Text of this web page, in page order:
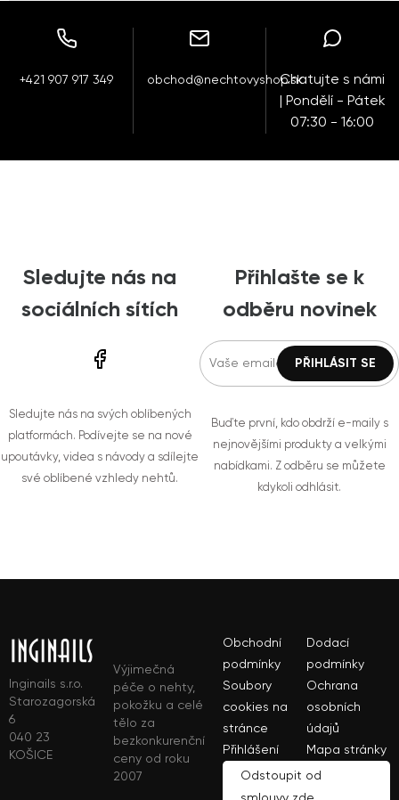
+421 907 917 349 obchod@nechtovyshop.skChatujte s námi
| Pondělí - Pátek
07:30 - 16:00
Sledujte nás na
sociálních sítích
Sledujte nás na svých oblíbených
platformách. Podívejte se na nové
upoutávky, videa s návody a sdílejte
své oblíbené vzhledy nehtů.
Přihlašte se k
odběru novinek
Buďte první, kdo obdrží e-maily s
nejnovějšími produkty a velkými
nabídkami. Z odběru se můžete
kdykoli odhlásit.
Inginails s.r.o.
Starozagorská
6
040 23
KOŠICE
Výjimečná
péče o nehty,
pokožku a celé
tělo za
bezkonkurenční
ceny od roku
2007
Obchodní
podmínky
Dodací
podmínky
Soubory
cookies na
stránce
Ochrana
osobních
údajů
Přihlášení
Mapa stránky
Odstoupit od